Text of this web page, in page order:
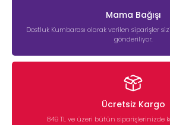
✔ Sürekli kulak kaşıma
✔ Kulak içinde koyu renkli akıntı
✔ Kötü koku
Bu belirtiler görülüyorsa düzenli temizlik
durumlarda mutlaka veteriner hekime
Mama Bağışı
Dostluk Kumbarası olarak verilen siparişler
gönderiliyor.
Ücretsiz Kargo
849 TL ve üzeri bütün siparişlerinizde